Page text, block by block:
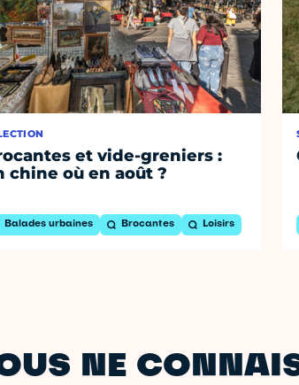
et vide-greniers :
chine où en août ?
Balades urbaines Brocantes Loisirs
NE